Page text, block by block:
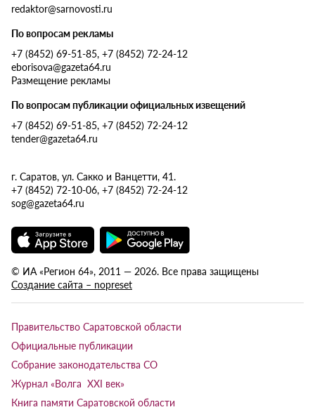
redaktor@sarnovosti.ru
По вопросам рекламы
+7 (8452) 69-51-85, +7 (8452) 72-24-12
eborisova@gazeta64.ru
Размещение рекламы
По вопросам публикации официальных извещений
+7 (8452) 69-51-85, +7 (8452) 72-24-12
tender@gazeta64.ru
г. Саратов, ул. Сакко и Ванцетти, 41.
+7 (8452) 72-10-06, +7 (8452) 72-24-12
sog@gazeta64.ru
© ИА «Регион 64», 2011 — 2026. Все права защищены
Создание сайта – nopreset
Правительство Саратовской области
Официальные публикации
Собрание законодательства СО
Журнал «Волга XXI век»
Книга памяти Саратовской области